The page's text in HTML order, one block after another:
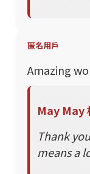
匿名用戶
Amazing
May May
Thank
means a